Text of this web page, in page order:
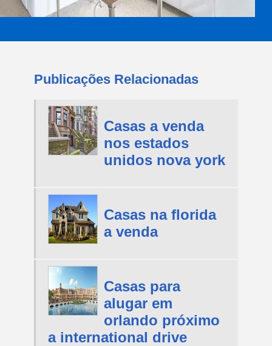
Publicações Relacionadas
Casas a venda
nos estados
unidos nova york
Casas na florida
a venda
Casas para
alugar em
orlando próximo
a international drive